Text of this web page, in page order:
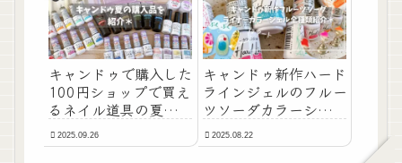
キャンドゥで購入した
100円ショップで買え
るネイル道具の夏の購
入品を紹介＊
2025.09.26
キャンドゥ新作ハード
ラインジェルのフルー
ツソーダカラーシリー
ズ全種類紹介🥝
2025.08.22